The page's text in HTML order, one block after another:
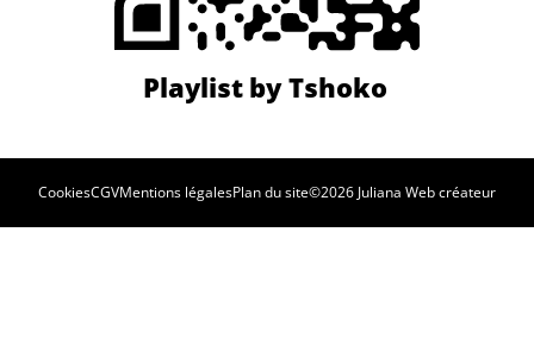
CookiesCGVMentions légalesPlan du site©2026 Juliana Web créateur